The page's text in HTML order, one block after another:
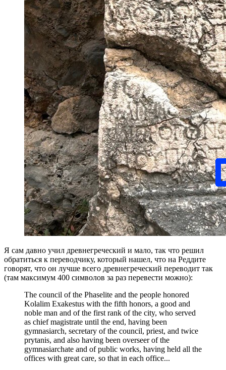
Я сам давно учил древнегреческий и мало, так что решил
обратиться к переводчику, который нашел, что на Реддите
говорят, что он лучше всего древнегреческий переводит так
(там максимум 400 символов за раз перевести можно):
The council of the Phaselite and the people honored
Kolalim Exakestus with the fifth honors, a good and
noble man and of the first rank of the city, who served
as chief magistrate until the end, having been
gymnasiarch, secretary of the council, priest, and twice
prytanis, and also having been overseer of the
gymnasiarchate and of public works, having held all the
offices with great care, so that in each office...